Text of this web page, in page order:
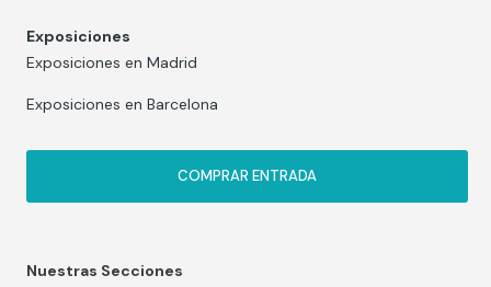
Exposiciones
Exposiciones en Madrid
Exposiciones en Barcelona
COMPRAR ENTRADA
Nuestras Secciones